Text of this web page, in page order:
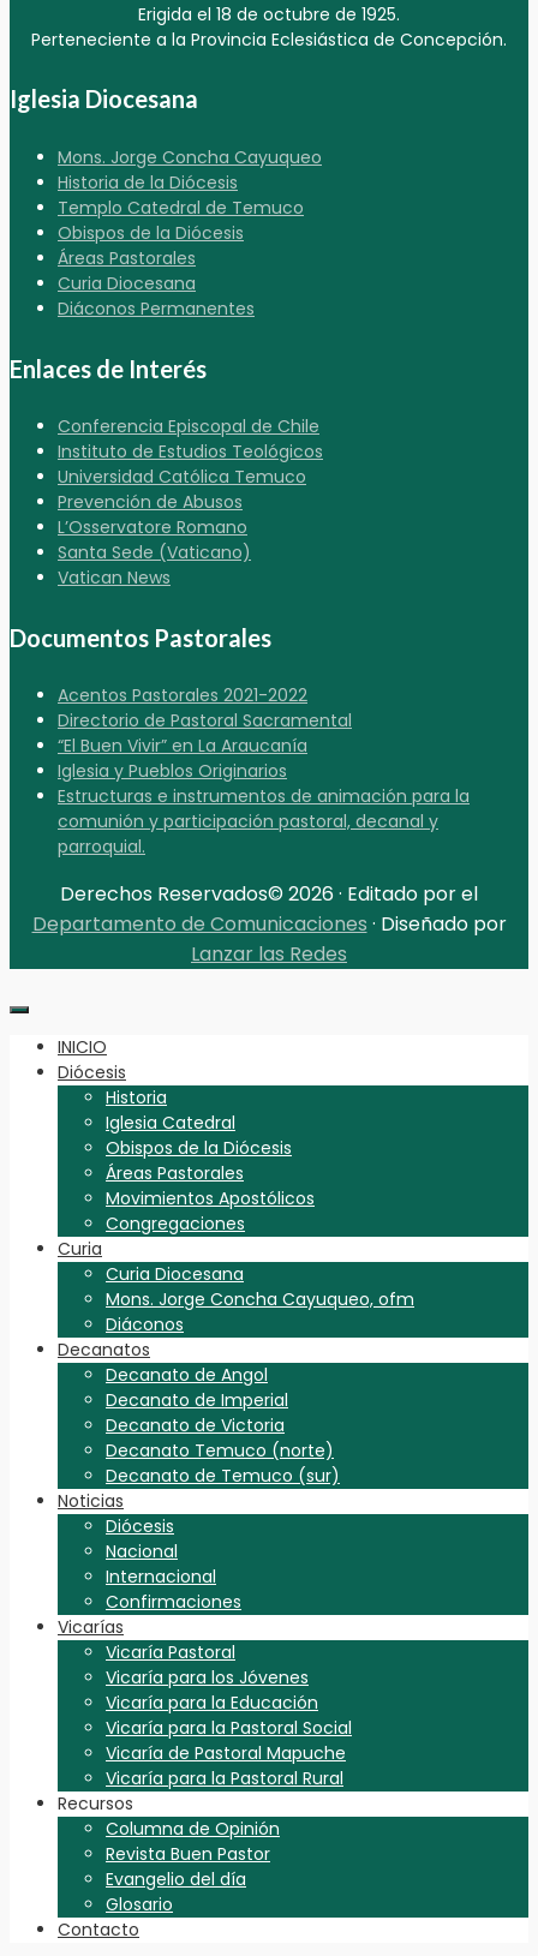
Erigida el 18 de octubre de 1925.
Perteneciente a la Provincia Eclesiástica de Concepción.
Iglesia Diocesana
Mons. Jorge Concha Cayuqueo
Historia de la Diócesis
Templo Catedral de Temuco
Obispos de la Diócesis
Áreas Pastorales
Curia Diocesana
Diáconos Permanentes
Enlaces de Interés
Conferencia Episcopal de Chile
Instituto de Estudios Teológicos
Universidad Católica Temuco
Prevención de Abusos
L’Osservatore Romano
Santa Sede (Vaticano)
Vatican News
Documentos Pastorales
Acentos Pastorales 2021-2022
Directorio de Pastoral Sacramental
“El Buen Vivir” en La Araucanía
Iglesia y Pueblos Originarios
Estructuras e instrumentos de animación para la
comunión y participación pastoral, decanal y
parroquial.
Derechos Reservados© 2026 · Editado por el
Departamento de Comunicaciones · Diseñado por
Lanzar las Redes
INICIO
Diócesis
Historia
Iglesia Catedral
Obispos de la Diócesis
Áreas Pastorales
Movimientos Apostólicos
Congregaciones
Curia
Curia Diocesana
Mons. Jorge Concha Cayuqueo, ofm
Diáconos
Decanatos
Decanato de Angol
Decanato de Imperial
Decanato de Victoria
Decanato Temuco (norte)
Decanato de Temuco (sur)
Noticias
Diócesis
Nacional
Internacional
Confirmaciones
Vicarías
Vicaría Pastoral
Vicaría para los Jóvenes
Vicaría para la Educación
Vicaría para la Pastoral Social
Vicaría de Pastoral Mapuche
Vicaría para la Pastoral Rural
Recursos
Columna de Opinión
Revista Buen Pastor
Evangelio del día
Glosario
Contacto